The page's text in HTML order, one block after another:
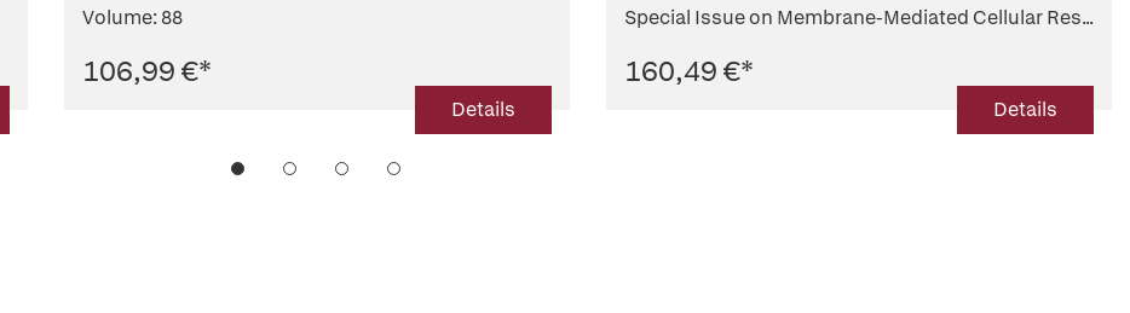
Volume: 88
106,99 €*
Details
Special Issue on Membrane-Mediated Cellular Res...
160,49 €*
Details